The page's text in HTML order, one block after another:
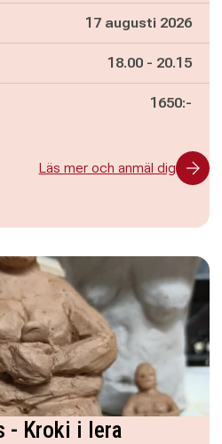
17 augusti 2026
Pågår mellan
18.00 - och
20.15
1650:-
Läs mer och anmäl dig
- Kroki i lera